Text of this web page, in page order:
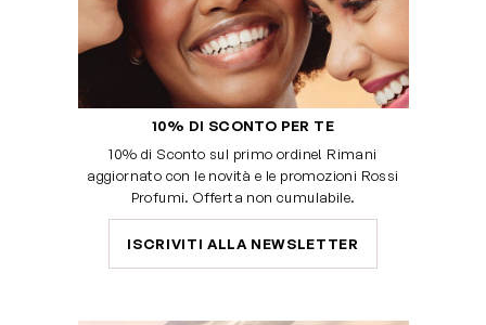
10% DI SCONTO PER TE
10% di Sconto sul primo ordine! Rimani
aggiornato con le novità e le promozioni Rossi
Profumi. Offerta non cumulabile.
ISCRIVITI ALLA NEWSLETTER